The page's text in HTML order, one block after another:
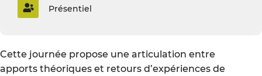
Présentiel
Cette journée propose une articulation entre
apports théoriques et retours d’expériences de